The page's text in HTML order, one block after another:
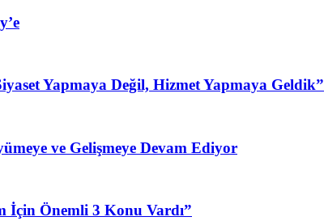
Yapmaya Değil, Hizmet Yapmaya Geldik”
ve Gelişmeye Devam Ediyor
İçin Önemli 3 Konu Vardı”